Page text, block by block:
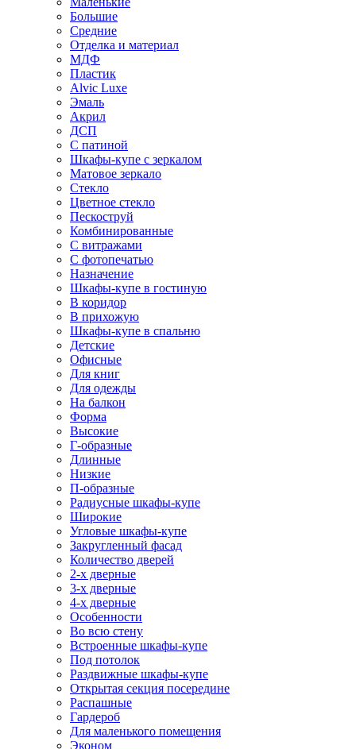
Большие
Средние
Отделка и материал
МДФ
Пластик
Alvic Luxe
Эмаль
Акрил
ДСП
С патиной
Шкафы-купе с зеркалом
Матовое зеркало
Стекло
Цветное стекло
Пескоструй
Комбинированные
С витражами
С фотопечатью
Назначение
Шкафы-купе в гостиную
В коридор
В прихожую
Шкафы-купе в спальню
Детские
Офисные
Для книг
Для одежды
На балкон
Форма
Высокие
Г-образные
Длинные
Низкие
П-образные
Радиусные шкафы-купе
Широкие
Угловые шкафы-купе
Закругленный фасад
Количество дверей
2-х дверные
3-х дверные
4-х дверные
Особенности
Во всю стену
Встроенные шкафы-купе
Под потолок
Раздвижные шкафы-купе
Открытая секция посередине
Распашные
Гардероб
Для маленького помещения
Эконом